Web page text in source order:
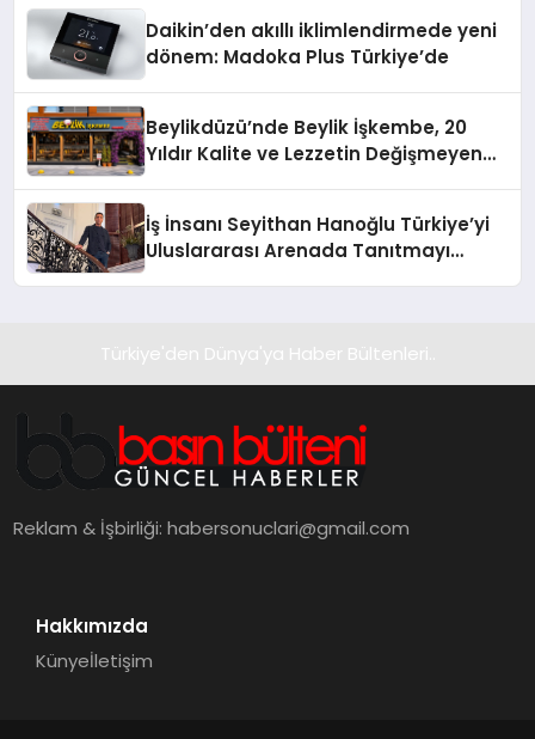
Daikin’den akıllı iklimlendirmede yeni
dönem: Madoka Plus Türkiye’de
Beylikdüzü’nde Beylik İşkembe, 20
Yıldır Kalite ve Lezzetin Değişmeyen
İş İnsanı Seyithan Hanoğlu Türkiye’yi
Uluslararası Arenada Tanıtmayı
Türkiye'den Dünya'ya Haber Bültenleri..
Reklam & İşbirliği:habersonuclari@gmail.com
Hakkımızda
Künyeİletişim